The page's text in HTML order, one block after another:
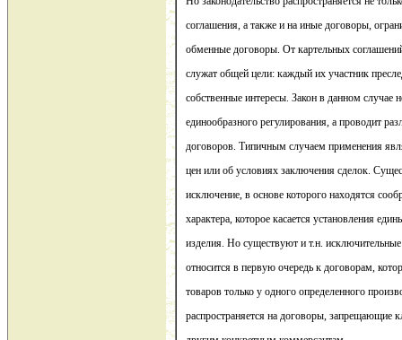
соглашения, а также и на иные договоры,
обменные договоры. От картельных
служат общей цели: каждый их участник
собственные интересы. Закон в данном случае
единообразного регулирования, а проводит
договоров. Типичным случаем применения
цен или об условиях заключения сделок.
исключение, в основе которого находятся
характера, которое касается установления
изделия. Но существуют и т.н. исключительные
относится в первую очередь к договорам,
товаров только у одного определенного
распространяется на договоры, запрещающие